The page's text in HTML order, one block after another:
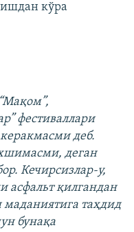
кўра
фестиваллари
деб.
деган
Кечирсизлар-у,
асфальт қилгандан
таҳдид
бунақа